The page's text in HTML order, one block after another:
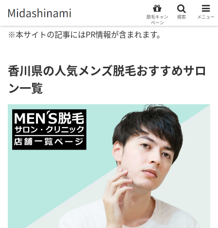
※本サイトの記事にはPR情報が含まれます。
香川県の人気メンズ脱毛おすすめサロ
ン一覧
脱毛キャン
ペーン
検索 メニュー